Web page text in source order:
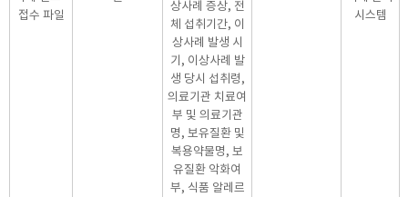
접수 파일
상사례 증상, 전
체 섭취기간, 이
상사례 발생 시
기, 이상사례 발
생 당시 섭취령,
의료기관 치료여
부 및 의료기관
명, 보유질환 및
복용약물명, 보
유질환 악화여
부, 식품 알레르
시스템